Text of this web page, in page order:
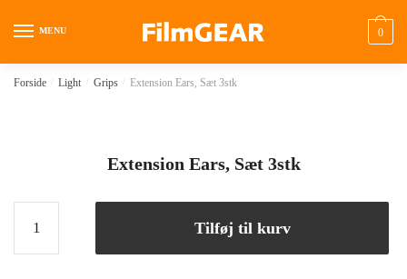
MENU 0
Forside Light Grips Extension Ears, Sæt 3stk
Extension Ears, Sæt 3stk
Tilføj til kurv